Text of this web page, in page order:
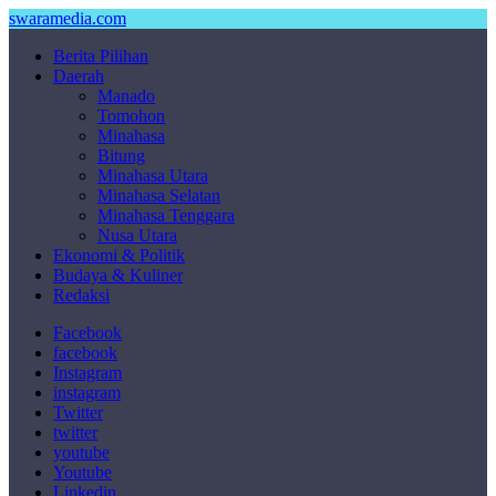
swaramedia.com
Berita Pilihan
Daerah
Manado
Tomohon
Minahasa
Bitung
Minahasa Utara
Minahasa Selatan
Minahasa Tenggara
Nusa Utara
Ekonomi & Politik
Budaya & Kuliner
Redaksi
Facebook
facebook
Instagram
instagram
Twitter
twitter
youtube
Youtube
Linkedin